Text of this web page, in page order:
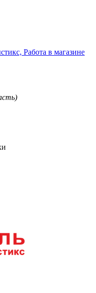
Работа в магазине